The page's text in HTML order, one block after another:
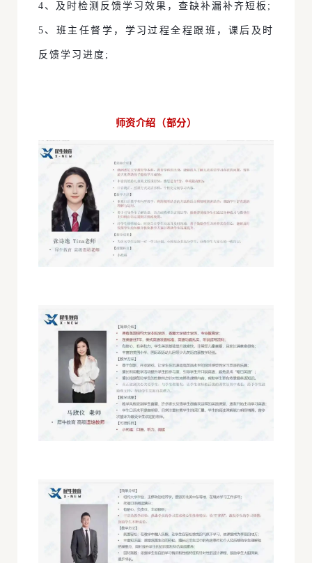
4、及时检测反馈学习效果，查缺补漏补齐短板;
5、班主任督学，学习过程全程跟班，课后及时
反馈学习进度;
师资介绍（部分）